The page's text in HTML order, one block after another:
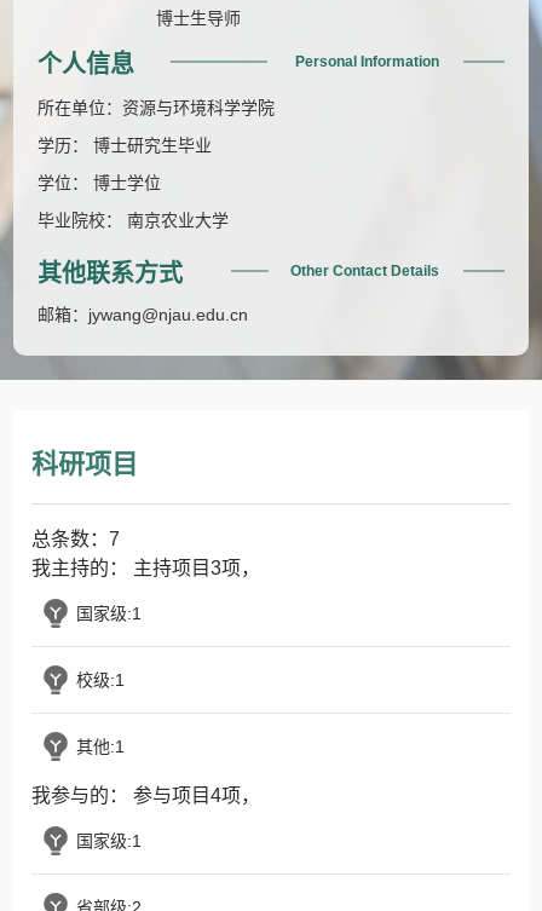
博士生导师
个人信息 Personal Information
所在单位：资源与环境科学学院
学历： 博士研究生毕业
学位： 博士学位
毕业院校： 南京农业大学
其他联系方式 Other Contact Details
邮箱： jywang@njau.edu.cn
科研项目
总条数：7
我主持的： 主持项目3项，
国家级:1
校级:1
其他:1
我参与的： 参与项目4项，
国家级:1